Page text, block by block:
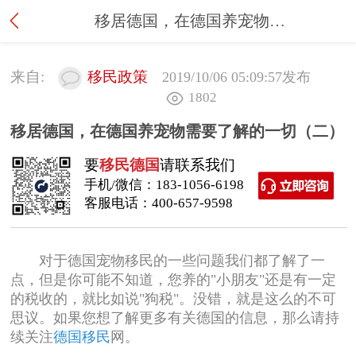
移居德国，在德国养宠物需要了解的一切（二）
来自: 移民政策 2019/10/06 05:09:57发布
1802
移居德国，在德国养宠物需要了解的一切（二）
要移民德国请联系我们
手机/微信： 183-1056-6198
客服电话： 400-657-9598
对于德国宠物移民的一些问题我们都了解了一
点，但是你可能不知道，您养的"小朋友"还是有一定
的税收的，就比如说"狗税"。没错，就是这么的不可
思议。如果您想了解更多有关德国的信息，那么请持
续关注德国移民 网。